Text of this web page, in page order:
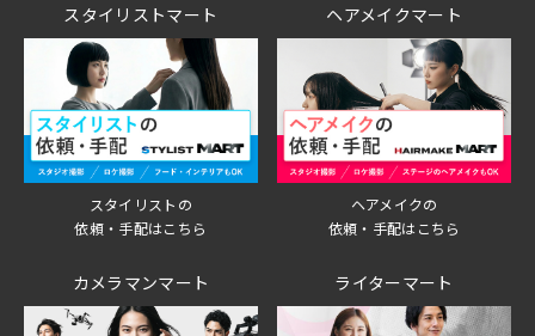
スタイリストマート
スタイリストの
依頼・手配はこちら
ヘアメイクマート
ヘアメイクの
依頼・手配はこちら
カメラマンマート ライターマート